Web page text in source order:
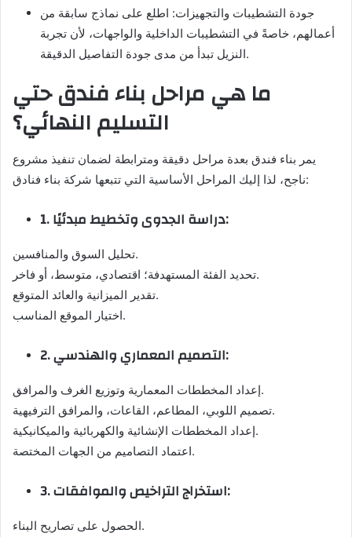
جودة التشطيبات والتجهيزات: اطلع على نماذج سابقة من
أعمالهم، خاصةً في التشطيبات الداخلية والواجهات، لأن تجربة
النزيل تبدأ من مدى جودة التفاصيل الدقيقة.
ما هي مراحل بناء فندق حتي
التسليم النهائي؟
يمر بناء فندق بعدة مراحل دقيقة ومترابطة لضمان تنفيذ مشروع
ناجح، لذا إليك المراحل الأساسية التي تتبعها شركة بناء فنادق:
1. دراسة الجدوى وتخطيط مبدئيًا:
تحليل السوق والمنافسين.
تحديد الفئة المستهدفة؛ اقتصادي، متوسط، أو فاخر.
تقدير الميزانية والعائد المتوقع.
اختيار الموقع المناسب.
2. التصميم المعماري والهندسي:
إعداد المخططات المعمارية وتوزيع الغرف والمرافق.
تصميم اللوبي، المطاعم، القاعات، والمرافق الترفيهية.
إعداد المخططات الإنشائية والكهربائية والميكانيكية.
اعتماد التصاميم من الجهات المختصة.
3. استخراج التراخيص والموافقات:
الحصول على تصاريح البناء.